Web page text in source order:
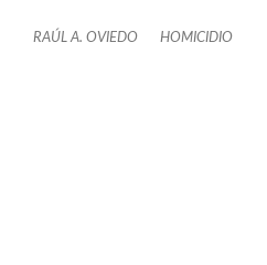
RAÚL A. OVIEDO HOMICIDIO